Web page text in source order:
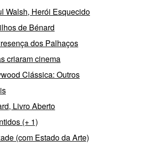
Walsh, Herói Esquecido
de Bénard
dos Palhaços
criaram cinema
Clássica: Outros
Livro Aberto
(+ 1)
(com Estado da Arte)